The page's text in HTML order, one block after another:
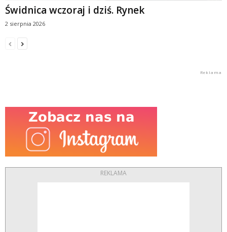
Świdnica wczoraj i dziś. Rynek
2 sierpnia 2026
REKLAMA